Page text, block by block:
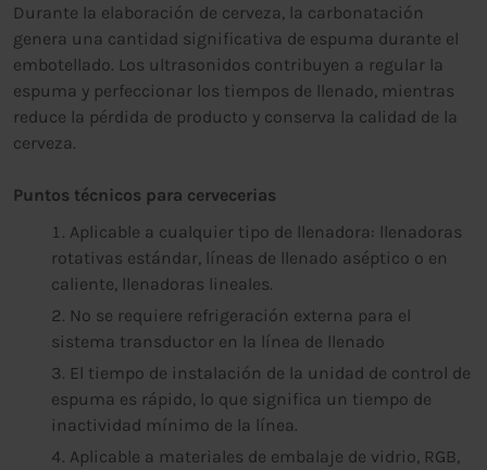
Durante la elaboración de cerveza, la carbonatación
genera una cantidad significativa de espuma durante el
embotellado. Los ultrasonidos contribuyen a regular la
espuma y perfeccionar los tiempos de llenado, mientras
reduce la pérdida de producto y conserva la calidad de la
cerveza.
Puntos técnicos para cervecerias
Aplicable a cualquier tipo de llenadora: llenadoras
rotativas estándar, líneas de llenado aséptico o en
caliente, llenadoras lineales.
No se requiere refrigeración externa para el
sistema transductor en la línea de llenado
El tiempo de instalación de la unidad de control de
espuma es rápido, lo que significa un tiempo de
inactividad mínimo de la línea.
Aplicable a materiales de embalaje de vidrio, RGB,